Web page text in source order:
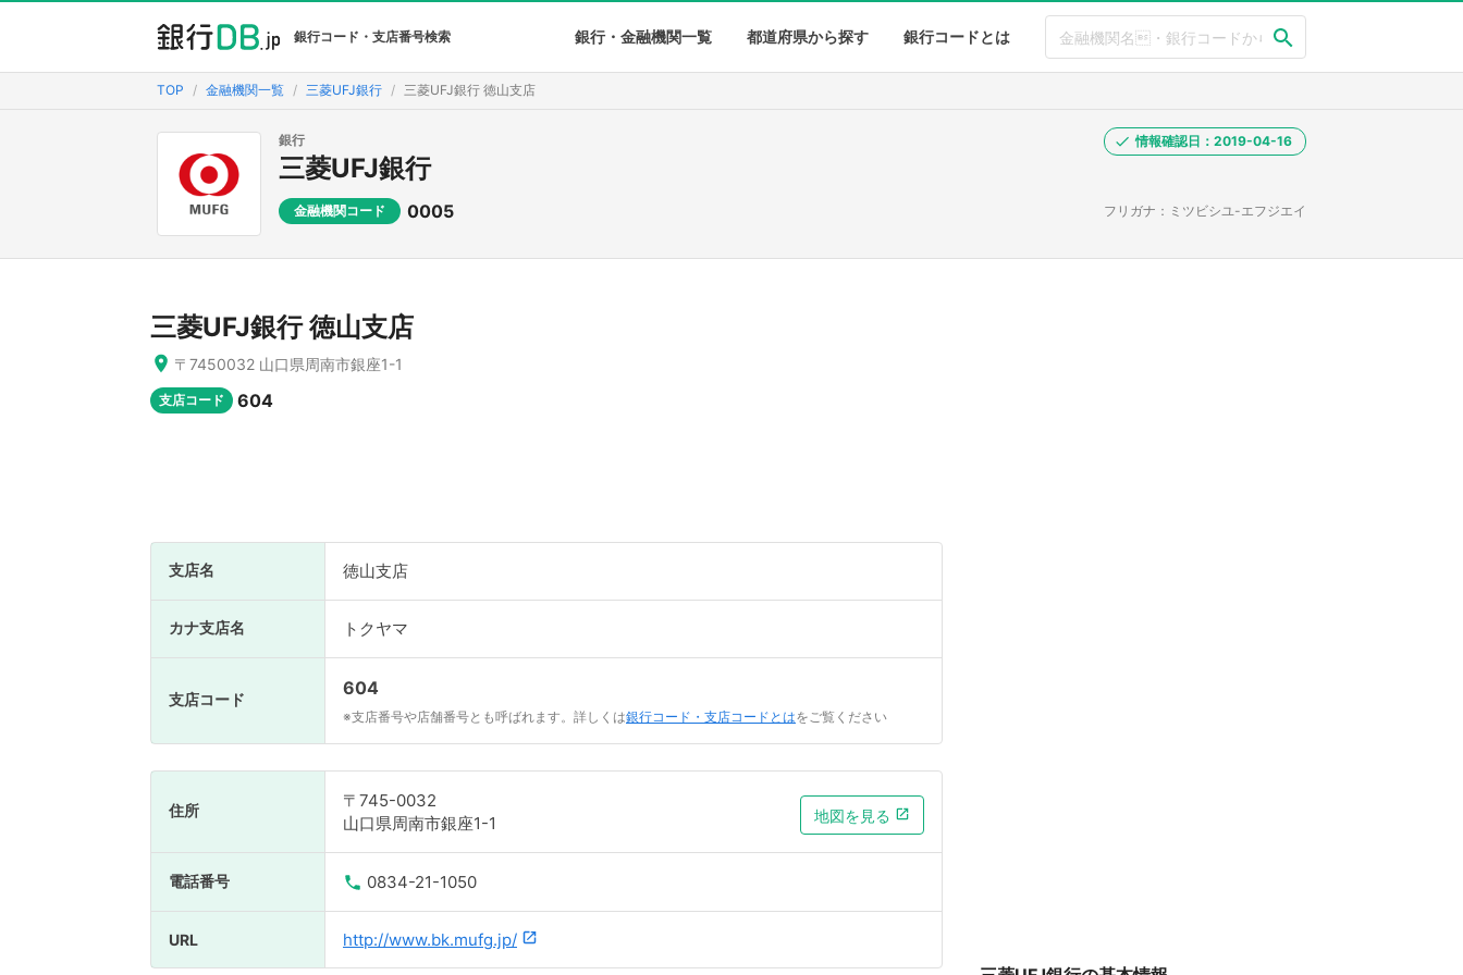
銀行コード・支店番号検索 銀行・金融機関一覧 都道府県から探す 銀行コードとは
TOP 金融機関一覧 三菱UFJ銀行 三菱UFJ銀行 徳山支店
銀行
三菱UFJ銀行
金融機関コード 0005 フリガナ：ミツビシユ-エフジエイ
情報確認日：2019-04-16
三菱UFJ銀行 徳山支店
〒7450032 山口県周南市銀座1-1
支店コード 604
支店名 徳山支店
カナ支店名 トクヤマ
支店コード
604
※支店番号や店舗番号とも呼ばれます。詳しくは銀行コード・支店コードとはをご覧ください
住所
〒745-0032
山口県周南市銀座1-1
地図を見る
電話番号 0834-21-1050
URL http://www.bk.mufg.jp/